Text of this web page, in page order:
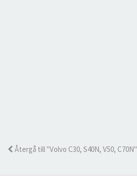
Återgå till "Volvo C30, S40N, V50, C70N"